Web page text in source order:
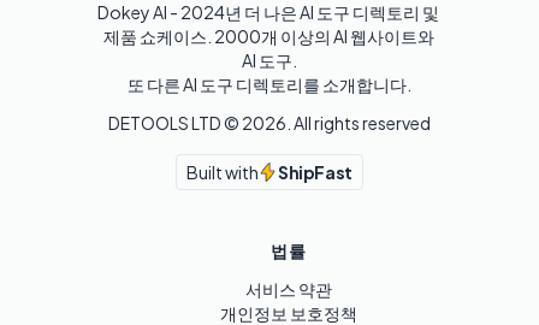
Dokey AI - 2024년 더 나은 AI 도구 디렉토리 및
제품 쇼케이스. 2000개 이상의 AI 웹사이트와
AI 도구.
또 다른 AI 도구 디렉토리를 소개합니다.
DETOOLS LTD © 2026 . All rights reserved
Built with ShipFast
법률
서비스 약관
개인정보 보호정책